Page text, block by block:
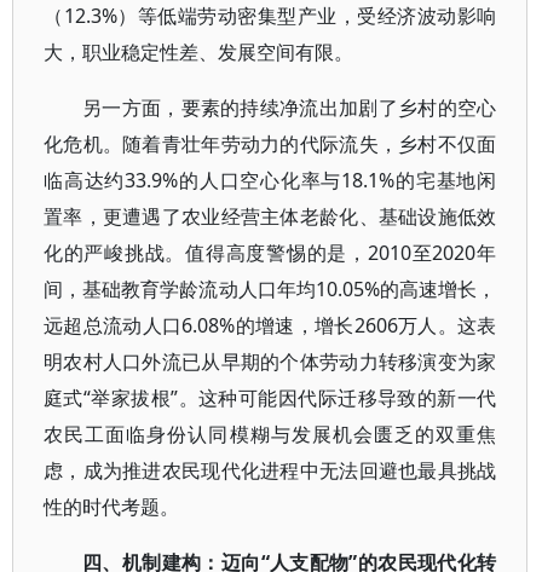
（12.3%）等低端劳动密集型产业，受经济波动影响
大，职业稳定性差、发展空间有限。
另一方面，要素的持续净流出加剧了乡村的空心
化危机。随着青壮年劳动力的代际流失，乡村不仅面
临高达约33.9%的人口空心化率与18.1%的宅基地闲
置率，更遭遇了农业经营主体老龄化、基础设施低效
化的严峻挑战。值得高度警惕的是，2010至2020年
间，基础教育学龄流动人口年均10.05%的高速增长，
远超总流动人口6.08%的增速，增长2606万人。这表
明农村人口外流已从早期的个体劳动力转移演变为家
庭式“举家拔根”。这种可能因代际迁移导致的新一代
农民工面临身份认同模糊与发展机会匮乏的双重焦
虑，成为推进农民现代化进程中无法回避也最具挑战
性的时代考题。
四、机制建构：迈向“人支配物”的农民现代化转